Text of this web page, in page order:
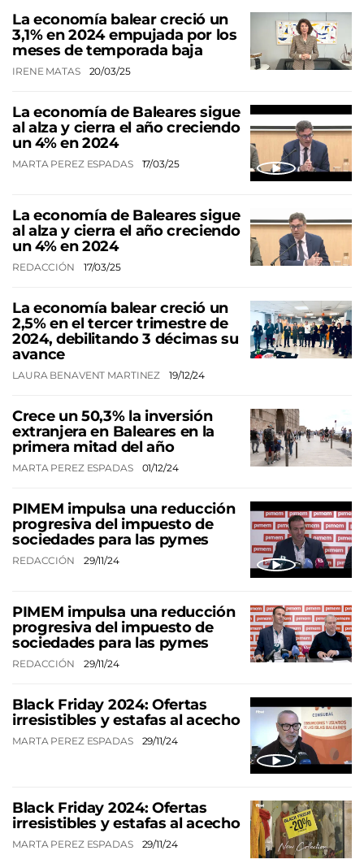
La economía balear creció un
3,1% en 2024 empujada por los
meses de temporada baja
IRENE MATAS 20/03/25
La economía de Baleares sigue
al alza y cierra el año creciendo
un 4% en 2024
MARTA PEREZ ESPADAS 17/03/25
La economía de Baleares sigue
al alza y cierra el año creciendo
un 4% en 2024
REDACCIÓN 17/03/25
La economía balear creció un
2,5% en el tercer trimestre de
2024, debilitando 3 décimas su
avance
LAURA BENAVENT MARTINEZ 19/12/24
Crece un 50,3% la inversión
extranjera en Baleares en la
primera mitad del año
MARTA PEREZ ESPADAS 01/12/24
PIMEM impulsa una reducción
progresiva del impuesto de
sociedades para las pymes
REDACCIÓN 29/11/24
PIMEM impulsa una reducción
progresiva del impuesto de
sociedades para las pymes
REDACCIÓN 29/11/24
Black Friday 2024: Ofertas
irresistibles y estafas al acecho
MARTA PEREZ ESPADAS 29/11/24
Black Friday 2024: Ofertas
irresistibles y estafas al acecho
MARTA PEREZ ESPADAS 29/11/24